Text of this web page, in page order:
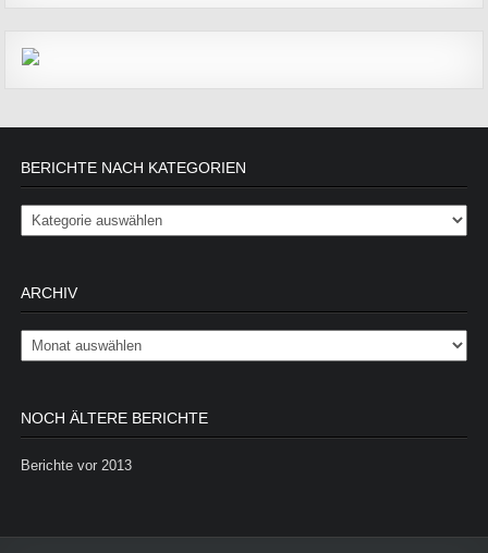
BERICHTE NACH KATEGORIEN
Berichte nach Kategorien
ARCHIV
Archiv
NOCH ÄLTERE BERICHTE
Berichte vor 2013